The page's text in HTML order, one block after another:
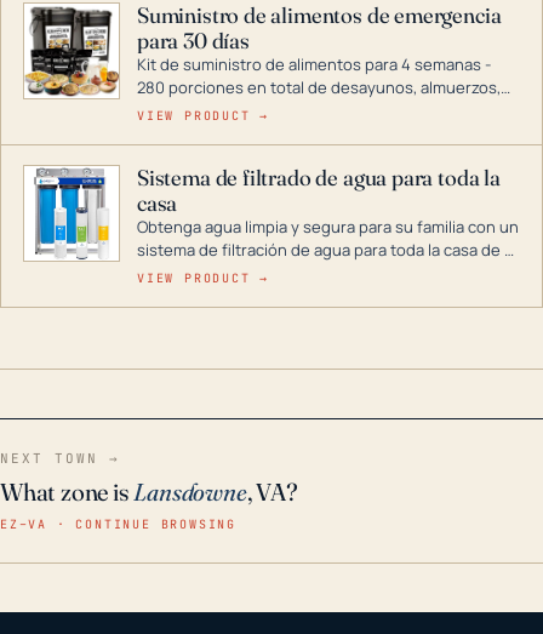
combustible dual, con una gama completa que
abarca desde inversores digitales hasta
generadores que pueden alimentar toda su casa.
Suministro de alimentos de emergencia
para 30 días
Kit de suministro de alimentos para 4 semanas -
280 porciones en total de desayunos, almuerzos,
cenas y postres. Se puede almacenar durante
VIEW PRODUCT →
Sistema de filtrado de agua para toda la
casa
Obtenga agua limpia y segura para su familia con un
sistema de filtración de agua para toda la casa de 3
etapas. La tecnología avanzada de este filtro
en situaciones de emergencia.
VIEW PRODUCT →
NEXT TOWN →
What zone isLansdowne, VA?
EZ–VA · CONTINUE BROWSING